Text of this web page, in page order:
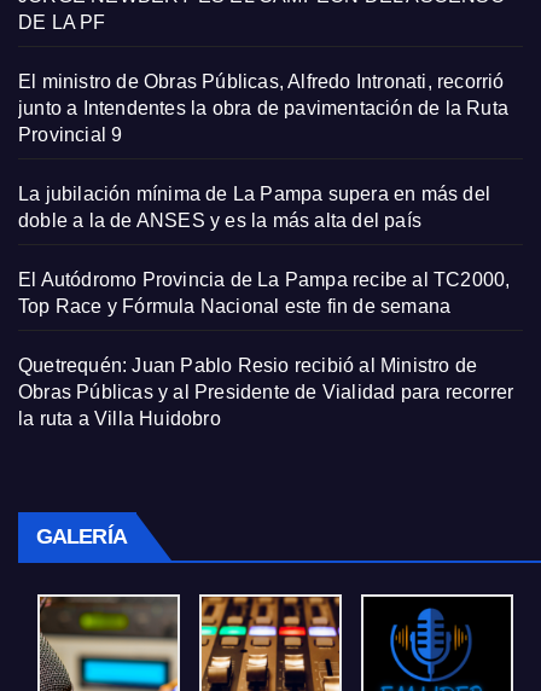
DE LA PF
El ministro de Obras Públicas, Alfredo Intronati, recorrió
junto a Intendentes la obra de pavimentación de la Ruta
Provincial 9
La jubilación mínima de La Pampa supera en más del
doble a la de ANSES y es la más alta del país
El Autódromo Provincia de La Pampa recibe al TC2000,
Top Race y Fórmula Nacional este fin de semana
Quetrequén: Juan Pablo Resio recibió al Ministro de
Obras Públicas y al Presidente de Vialidad para recorrer
la ruta a Villa Huidobro
GALERÍA